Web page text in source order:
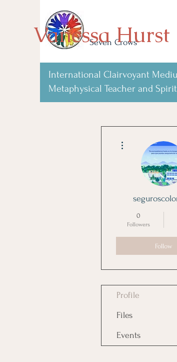
Seven Crows
International Clairvoyant
Metaphysical Teacher and
Vanessa Hurst
0
Followers
Follow
Profile
Files
Events